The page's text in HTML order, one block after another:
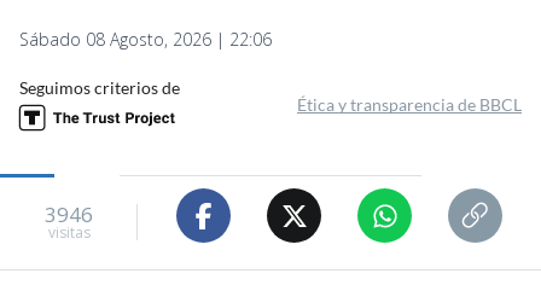
Sábado 08 Agosto, 2026 | 22:06
Seguimos criterios de
Ética y transparencia de BBCL
3946
visitas